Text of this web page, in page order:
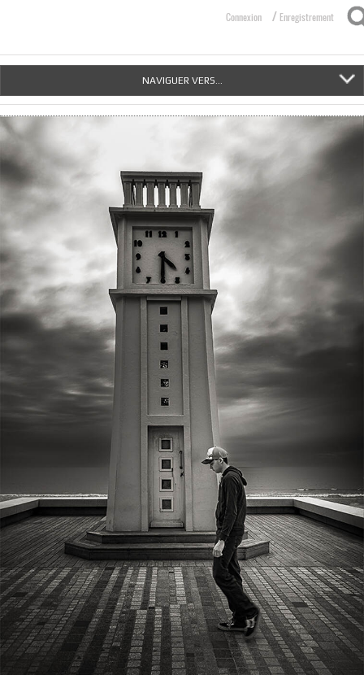
Connexion / Enregistrement
NAVIGUER VERS...